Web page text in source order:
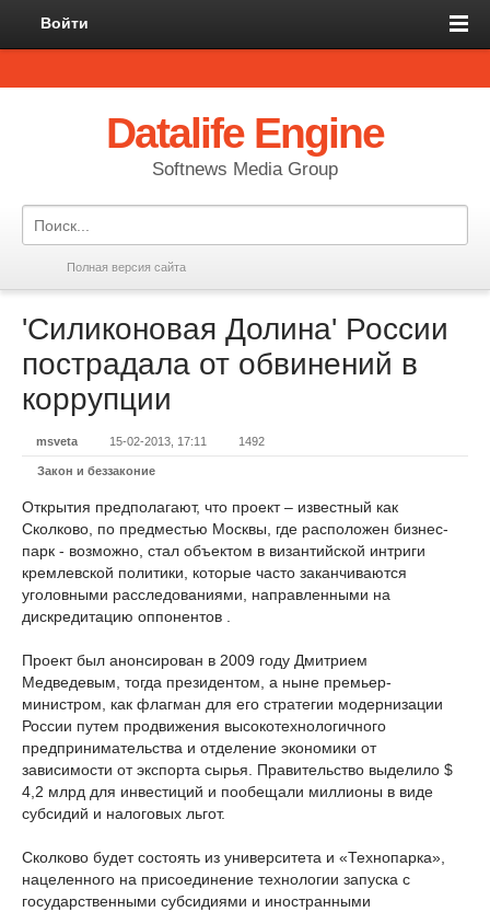
Войти
Datalife Engine
Softnews Media Group
Полная версия сайта
'Силиконовая Долина' России
пострадала от обвинений в
коррупции
msveta 15-02-2013, 17:11 1492
Закон и беззаконие
Открытия предполагают, что проект – известный как
Сколково, по предместью Москвы, где расположен бизнес-
парк - возможно, стал объектом в византийской интриги
кремлевской политики, которые часто заканчиваются
уголовными расследованиями, направленными на
дискредитацию оппонентов .
Проект был анонсирован в 2009 году Дмитрием
Медведевым, тогда президентом, а ныне премьер-
министром, как флагман для его стратегии модернизации
России путем продвижения высокотехнологичного
предпринимательства и отделение экономики от
зависимости от экспорта сырья. Правительство выделило $
4,2 млрд для инвестиций и пообещали миллионы в виде
субсидий и налоговых льгот.
Сколково будет состоять из университета и «Технопарка»,
нацеленного на присоединение технологии запуска с
государственными субсидиями и иностранными